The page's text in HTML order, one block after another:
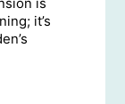
is
it’s